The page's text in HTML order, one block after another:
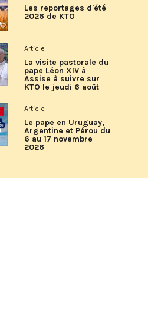
Les reportages d'été
2026 de KTO
Article
La visite pastorale du
pape Léon XIV à
Assise à suivre sur
KTO le jeudi 6 août
Article
Le pape en Uruguay,
Argentine et Pérou du
6 au 17 novembre
2026